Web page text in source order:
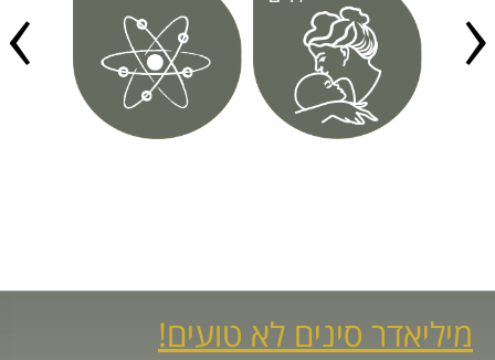
מיליאדר סינים לא טועים!